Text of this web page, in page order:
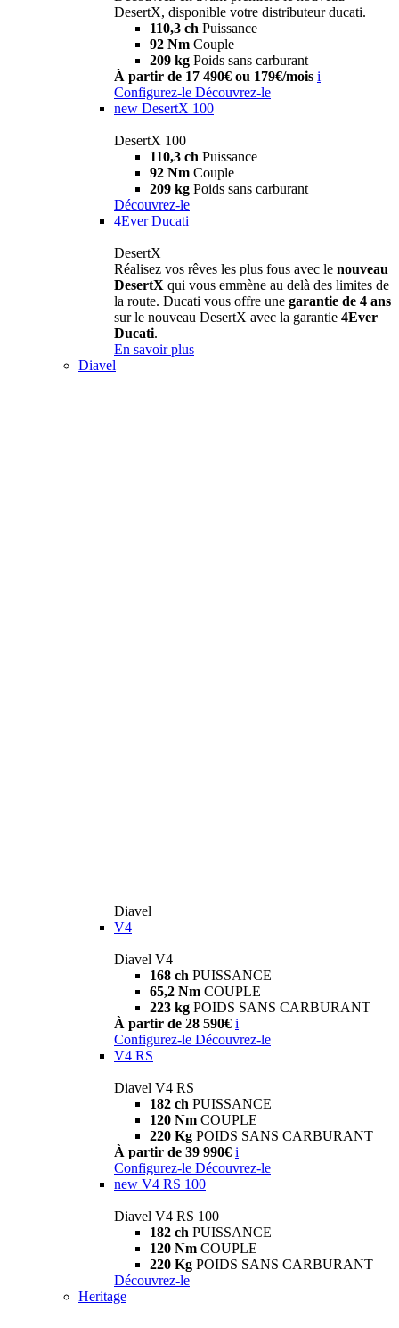
DesertX, disponible votre distributeur ducati.
110,3 ch Puissance
92 Nm Couple
209 kg Poids sans carburant
À partir de 17 490€ ou 179€/mois i
Configurez-le Découvrez-le
new DesertX 100
DesertX 100
110,3 ch Puissance
92 Nm Couple
209 kg Poids sans carburant
Découvrez-le
4Ever Ducati
DesertX
Réalisez vos rêves les plus fous avec le nouveau
DesertX qui vous emmène au delà des limites de
la route. Ducati vous offre une garantie de 4 ans
sur le nouveau DesertX avec la garantie 4Ever
Ducati.
En savoir plus
Diavel
Diavel
V4
Diavel V4
168 ch PUISSANCE
65,2 Nm COUPLE
223 kg POIDS SANS CARBURANT
À partir de 28 590€ i
Configurez-le Découvrez-le
V4 RS
Diavel V4 RS
182 ch PUISSANCE
120 Nm COUPLE
220 Kg POIDS SANS CARBURANT
À partir de 39 990€ i
Configurez-le Découvrez-le
new V4 RS 100
Diavel V4 RS 100
182 ch PUISSANCE
120 Nm COUPLE
220 Kg POIDS SANS CARBURANT
Découvrez-le
Heritage